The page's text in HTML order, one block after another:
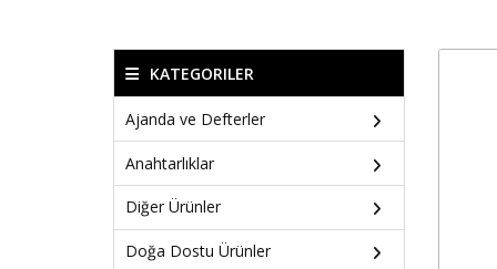
KATEGORILER
Ajanda ve Defterler
Anahtarlıklar
Diğer Ürünler
Doğa Dostu Ürünler